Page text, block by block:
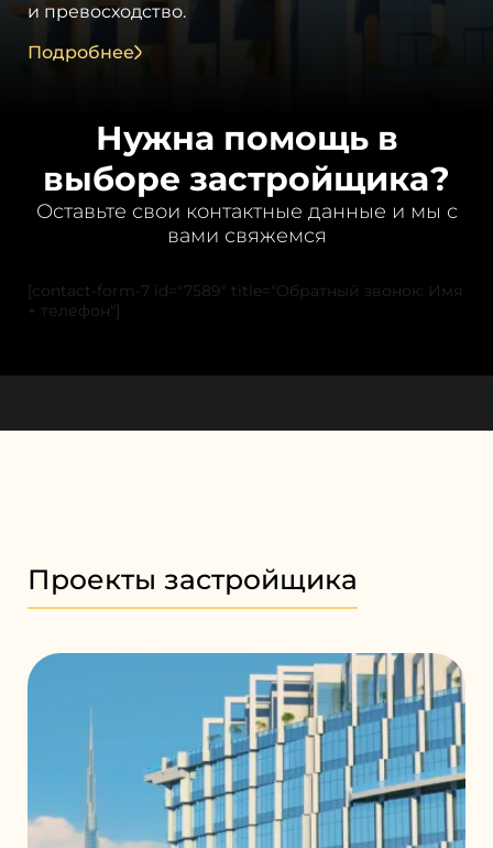
и превосходство.
Предлагая премиальное качество бренд
премиум-класса. World of Wonders привносит
в регионы многолетний опыт в качестве
ведущего мирового гостиничного бренда с
лучшими достижениями.
Подробнее
Нужна помощь в
выборе застройщика?
Оставьте свои контактные данные и мы с
вами свяжемся
[contact-form-7 id="7589" title="Обратный звонок: Имя
+ телефон"]
Проекты застройщика